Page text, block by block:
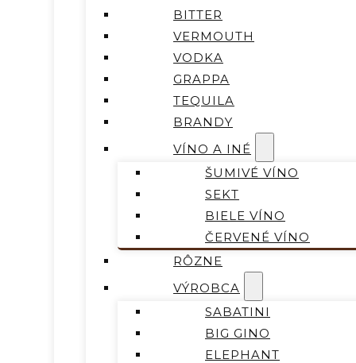
BITTER
VERMOUTH
VODKA
GRAPPA
TEQUILA
BRANDY
VÍNO A INÉ
ŠUMIVÉ VÍNO
SEKT
BIELE VÍNO
ČERVENÉ VÍNO
RÔZNE
VÝROBCA
SABATINI
BIG GINO
ELEPHANT